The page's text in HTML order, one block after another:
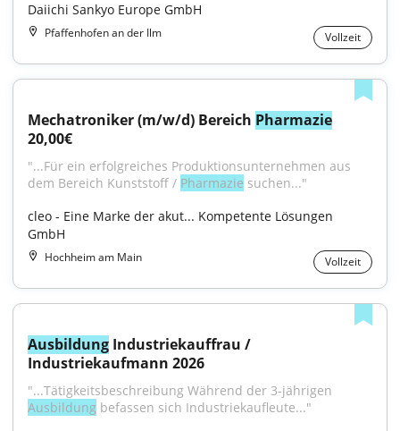
Daiichi Sankyo Europe GmbH
Pfaffenhofen an der Ilm Vollzeit
Mechatroniker (m/w/d) Bereich Pharmazie
20,00€
"...Für ein erfolgreiches Produktionsunternehmen aus
dem Bereich Kunststoff / Pharmazie suchen..."
cleo - Eine Marke der akut... Kompetente Lösungen
GmbH
Hochheim am Main Vollzeit
Ausbildung Industriekauffrau /
Industriekaufmann 2026
Ausbildung befassen sich Industriekaufleute..."